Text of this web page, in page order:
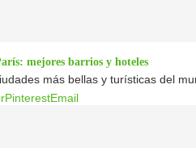
mejores barrios y hoteles
más bellas y turísticas del
PinterestEmail